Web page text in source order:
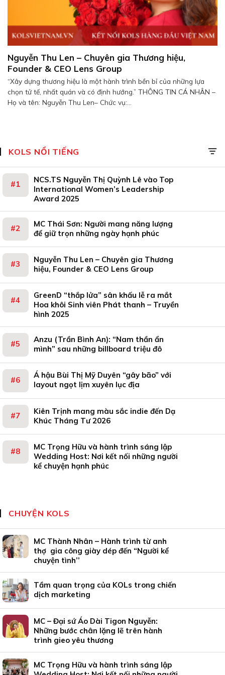
Nguyễn Thu Len – Chuyên gia Thương hiệu,
Founder & CEO Lens Group
“Xây dựng thương hiệu là một hành trình bền bỉ của những lựa
chọn tử tế, nhất quán và có định hướng.” THÔNG TIN CÁ NHÂN –
Họ và tên: Nguyễn Thu Len– Chức vụ:...
KOLS NỔI TIẾNG
NCS.TS Nguyễn Thị Quỳnh Lê vào Top
International Women’s Leadership
Award 2025
MC Thái Sơn: Người mang năng lượng
để giữ trọn những ngày hạnh phúc
Nguyễn Thu Len – Chuyên gia Thương
hiệu, Founder & CEO Lens Group
GreenD “thắp lửa” sân khấu lễ ra mắt
Hoa khôi Sinh viên Phát thanh – Truyền
hình 2025
Anzu (Trần Bình An): “Nam thần ẩn
mình” sau những billboard triệu đô
Á hậu Bùi Thị Mỹ Duyên “gây bão” với
layout ngọt lịm xuyên lục địa
Kiên Trịnh mang màu sắc indie đến Dạ
Khúc Tháng Tư 2026
MC Trọng Hữu và hành trình sáng lập
Wedding Host: Nơi kết nối những người
kể chuyện hạnh phúc
CHUYỆN KOLS
MC Thành Nhân – Hành trình từ anh
thợ gia công giày dép đến “Người kể
chuyện tình’’
Tầm quan trọng của KOLs trong chiến
dịch marketing
MC – Đại sứ Áo Dài Tigon Nguyễn:
Những bước chân lặng lẽ trên hành
trình gieo yêu thương
MC Trọng Hữu và hành trình sáng lập